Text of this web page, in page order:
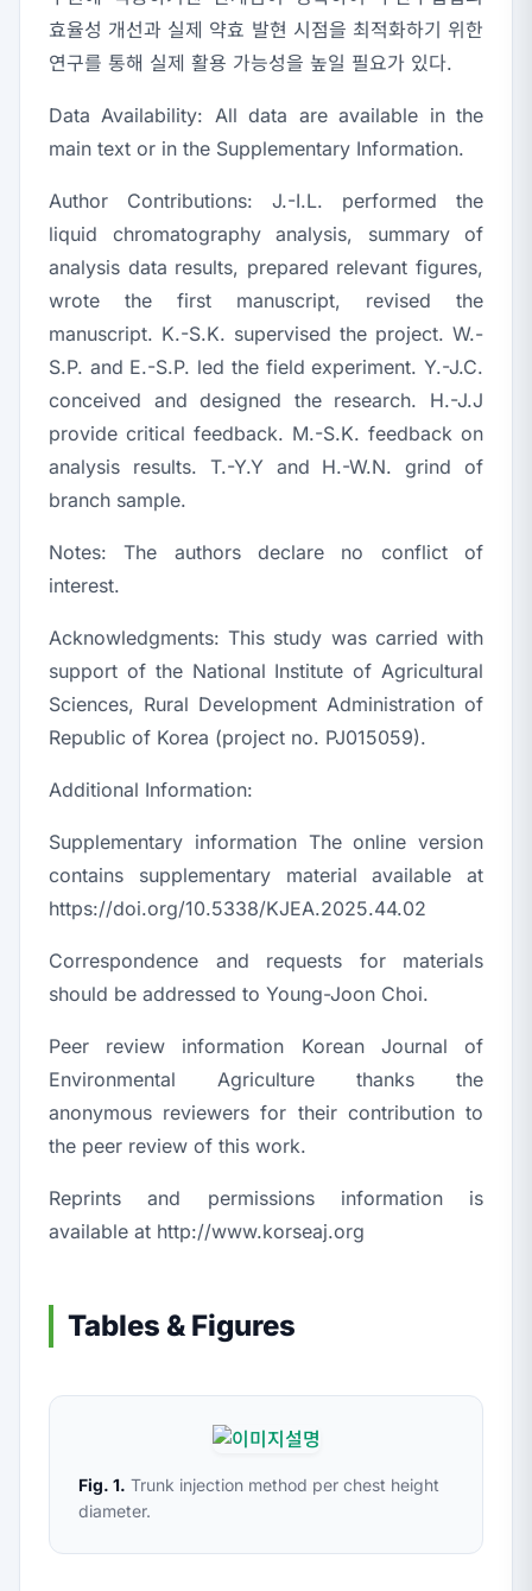
효율성 개선과 실제 약효 발현 시점을 최적화하기 위한
연구를 통해 실제 활용 가능성을 높일 필요가 있다.
Data Availability: All data are available in the
main text or in the Supplementary Information.
Author Contributions: J.-I.L. performed the
liquid chromatography analysis, summary of
analysis data results, prepared relevant figures,
wrote the first manuscript, revised the
manuscript. K.-S.K. supervised the project. W.-
S.P. and E.-S.P. led the field experiment. Y.-J.C.
conceived and designed the research. H.-J.J
provide critical feedback. M.-S.K. feedback on
analysis results. T.-Y.Y and H.-W.N. grind of
branch sample.
Notes: The authors declare no conflict of
interest.
Acknowledgments: This study was carried with
support of the National Institute of Agricultural
Sciences, Rural Development Administration of
Republic of Korea (project no. PJ015059).
Additional Information:
Supplementary information The online version
contains supplementary material available at
https://doi.org/10.5338/KJEA.2025.44.02
Correspondence and requests for materials
should be addressed to Young-Joon Choi.
Peer review information Korean Journal of
Environmental Agriculture thanks the
anonymous reviewers for their contribution to
the peer review of this work.
Reprints and permissions information is
available at http://www.korseaj.org
Tables & Figures
Fig. 1. Trunk injection method per chest height
diameter.